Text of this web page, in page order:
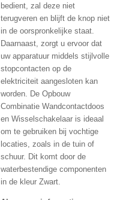
bedient, zal deze niet
terugveren en blijft de knop niet
in de oorspronkelijke staat.
Daarnaast, zorgt u ervoor dat
uw apparatuur middels stijlvolle
stopcontacten op de
elektriciteit aangesloten kan
worden. De Opbouw
Combinatie Wandcontactdoos
en Wisselschakelaar is ideaal
om te gebruiken bij vochtige
locaties, zoals in de tuin of
schuur. Dit komt door de
waterbestendige componenten
in de kleur Zwart.